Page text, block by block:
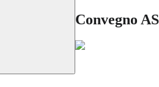
Convegno